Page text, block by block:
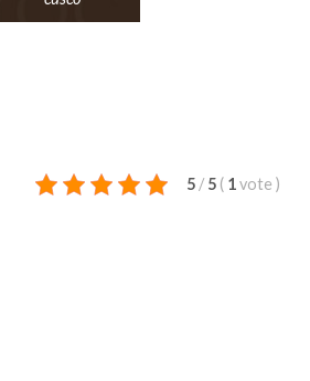
5 / 5 ( 1vote )